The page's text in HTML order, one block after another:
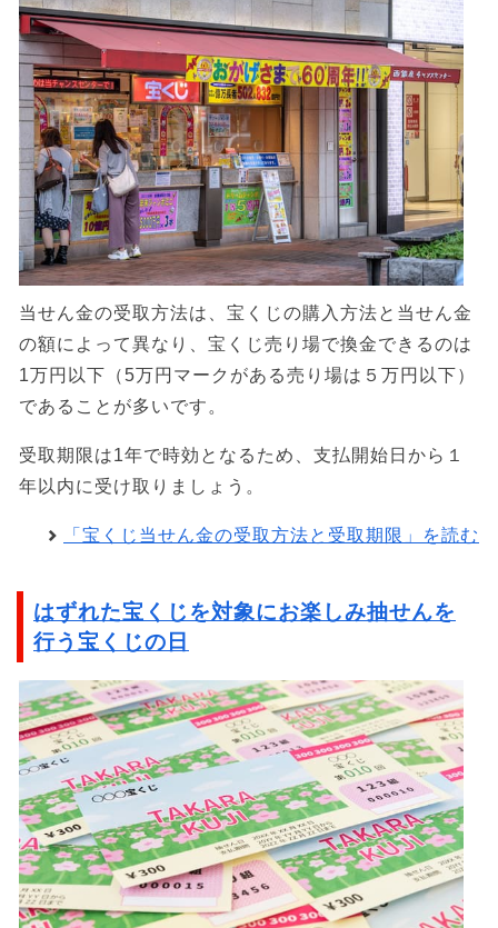
当せん金の受取方法は、宝くじの購入方法と当せん金
の額によって異なり、宝くじ売り場で換金できるのは
1万円以下（5万円マークがある売り場は５万円以下）
であることが多いです。
受取期限は1年で時効となるため、支払開始日から１
年以内に受け取りましょう。
「宝くじ当せん金の受取方法と受取期限」を読む
はずれた宝くじを対象にお楽しみ抽せんを
行う宝くじの日